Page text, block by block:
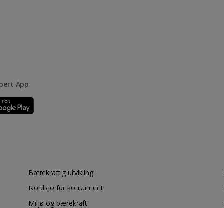
App
Bærekraftig utvikling
Nordsjö for konsument
Miljø og bærekraft